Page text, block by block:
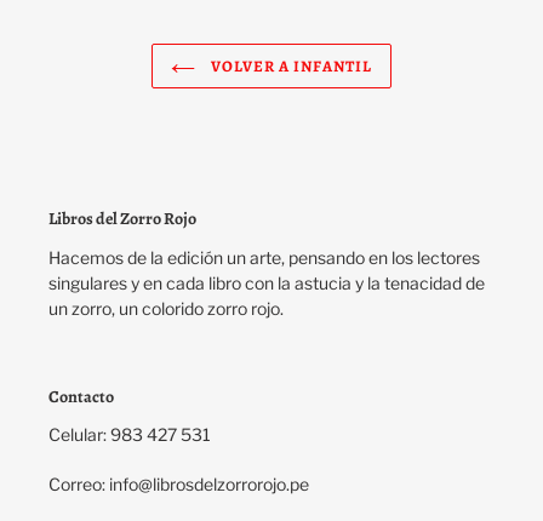
VOLVER A INFANTIL
Libros del Zorro Rojo
Hacemos de la edición un arte, pensando en los lectores
singulares y en cada libro con la astucia y la tenacidad de
un zorro, un colorido zorro rojo.
Contacto
Celular: 983 427 531
Correo: info@librosdelzorrorojo.pe